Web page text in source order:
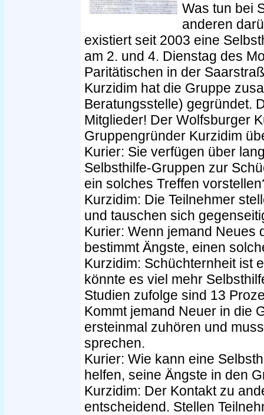
Was tun bei
anderen
existiert seit 2003 eine
am 2. und 4. Dienstag des
Paritätischen in der
Kurzidim hat die Gruppe
Beratungsstelle) gegründet.
Mitglieder! Der Wolfsburger
Gruppengründer Kurzidim
Kurier: Sie verfügen über
Selbsthilfe-Gruppen zur
ein solches Treffen
Kurzidim: Die Teilnehmer
und tauschen sich
Kurier: Wenn jemand Neues
bestimmt Ängste, einen
Kurzidim: Schüchternheit ist
könnte es viel mehr
Studien zufolge sind 13
Kommt jemand Neuer in die
ersteinmal zuhören und
sprechen.
Kurier: Wie kann eine
helfen, seine Ängste in den
Kurzidim: Der Kontakt zu
entscheidend. Stellen